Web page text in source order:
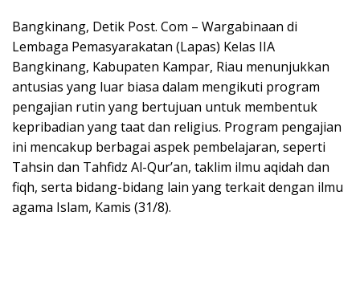
Bangkinang, Detik Post. Com – Wargabinaan di
Lembaga Pemasyarakatan (Lapas) Kelas IIA
Bangkinang, Kabupaten Kampar, Riau menunjukkan
antusias yang luar biasa dalam mengikuti program
pengajian rutin yang bertujuan untuk membentuk
kepribadian yang taat dan religius. Program pengajian
ini mencakup berbagai aspek pembelajaran, seperti
Tahsin dan Tahfidz Al-Qur’an, taklim ilmu aqidah dan
fiqh, serta bidang-bidang lain yang terkait dengan ilmu
agama Islam, Kamis (31/8).